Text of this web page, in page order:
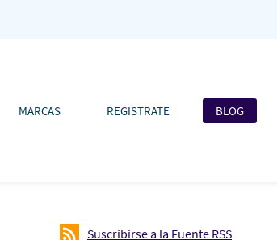
MARCAS REGISTRATE BLOG
Suscribirse a la Fuente RSS